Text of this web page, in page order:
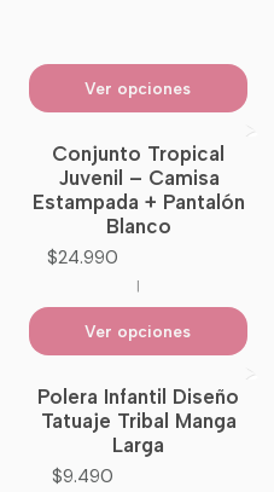
Ver opciones
Conjunto Tropical
Juvenil – Camisa
Estampada + Pantalón
Blanco
$24.990
|
Ver opciones
Polera Infantil Diseño
Tatuaje Tribal Manga
Larga
$9.490